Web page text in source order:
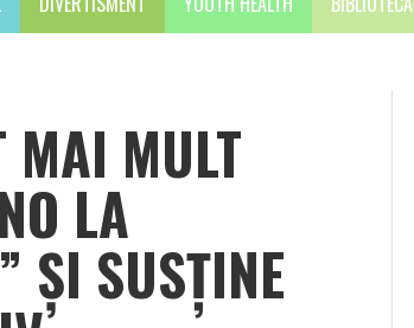
MAI MULT
LA
ȘI SUSȚINE